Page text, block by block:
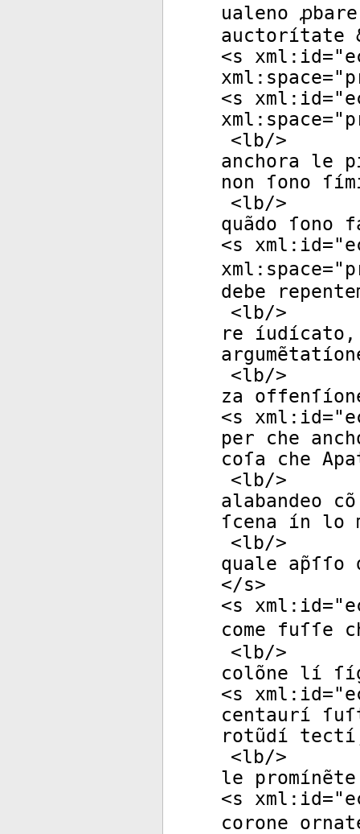
ualeno
auctorítate
<s xml:id="
xml:space="
<s xml:id="
xml:space="
<lb/>
anchora le
non ſono
<lb/>
quãdo
<s xml:id="
xml:space="
debe
<lb/>
re íudícato,
<lb/>
za
<s xml:id="
per che
coſa che
<lb/>
alabandeo
ſcena ín lo
<lb/>
quale
</s>
<s xml:id="
come fuſſe
<lb/>
colõne lí
<s xml:id="
centaurí
rotũdí
<lb/>
le
<s xml:id="
corone